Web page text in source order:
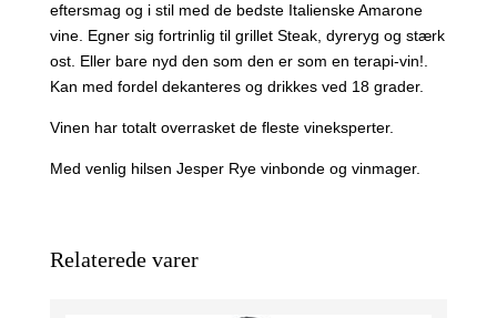
eftersmag og i stil med de bedste Italienske Amarone
vine. Egner sig fortrinlig til grillet Steak, dyreryg og stærk
ost. Eller bare nyd den som den er som en terapi-vin!.
Kan med fordel dekanteres og drikkes ved 18 grader.
Vinen har totalt overrasket de fleste vineksperter.
Med venlig hilsen Jesper Rye vinbonde og vinmager.
Relaterede varer